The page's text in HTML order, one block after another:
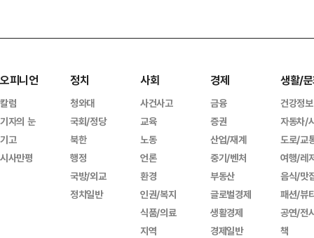
오피니언
칼럼
기자의 눈
기고
시사만평
정치
청와대
국회/정당
북한
행정
국방/외교
정치일반
사회
사건사고
교육
노동
언론
환경
인권/복지
식품/의료
지역
경제
금융
증권
산업/재계
중기/벤처
부동산
글로벌경제
생활경제
경제일반
생활/
건강정보
자동차/
도로/교
여행/레
음식/맛
패션/뷰
공연/전
책